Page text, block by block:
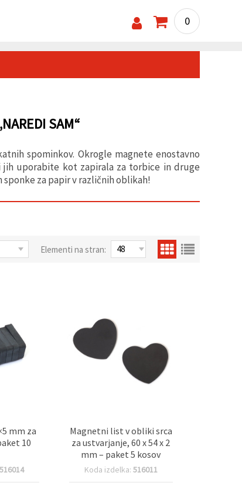
0
SAM“
spominkov. Okrogle magnete enostavno
uporabite kot zapirala za torbice in druge
za papir v različnih oblikah!
Elementi na stran:
mm za
10
516014
Magnetni list v obliki srca
za ustvarjanje, 60 x 54 x 2
mm – paket 5 kosov
Koda izdelka: 516011